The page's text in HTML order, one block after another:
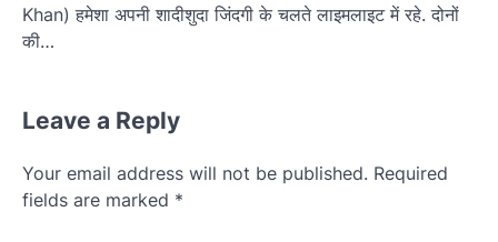
Khan) हमेशा अपनी शादीशुदा जिंदगी के चलते लाइमलाइट में रहे. दोनों
की…
Leave a Reply
Your email address will not be published. Required
fields are marked *